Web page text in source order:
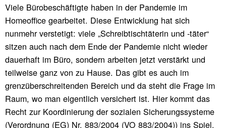
Viele Bürobeschäftigte haben in der Pandemie im
Homeoffice gearbeitet. Diese Entwicklung hat sich
nunmehr verstetigt: viele „Schreibtischtäterin und -täter“
sitzen auch nach dem Ende der Pandemie nicht wieder
dauerhaft im Büro, sondern arbeiten jetzt verstärkt und
teilweise ganz von zu Hause. Das gibt es auch im
grenzüberschreitenden Bereich und da steht die Frage im
Raum, wo man eigentlich versichert ist. Hier kommt das
Recht zur Koordinierung der sozialen Sicherungssysteme
(Verordnung (EG) Nr. 883/2004 (VO 883/2004)) ins Spiel.